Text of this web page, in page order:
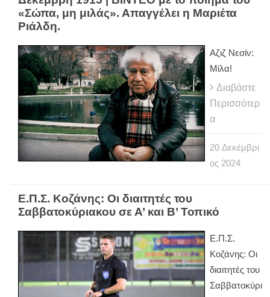
«Σώπα, μη μιλάς». Απαγγέλει η Μαριέτα
Ριάλδη.
Αζιζ Νεσίν:
Μίλα!
Διαβάστε
Περισσότερ
α
20 Δεκέμβρι
ος 2024
Ε.Π.Σ. Κοζάνης: Οι διαιτητές του
Σαββατοκύριακου σε Α’ και Β’ Τοπικό
Ε.Π.Σ.
Κοζάνης: Οι
διαιτητές του
Σαββατοκύρι